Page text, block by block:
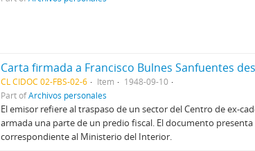
CL CIDOC 02-FBS-02-6 Item
1948-09-10
Part ofArchivos personales
El emisor refiere al traspaso de un sector del Centro de ex-
armada una parte de un predio fiscal. El documento
correspondiente al Ministerio del Interior.